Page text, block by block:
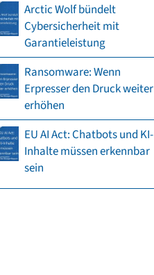
Arctic Wolf bündelt
Cybersicherheit mit
Garantieleistung
Ransomware: Wenn
Erpresser den Druck weiter
erhöhen
EU AI Act: Chatbots und KI-
Inhalte müssen erkennbar
sein